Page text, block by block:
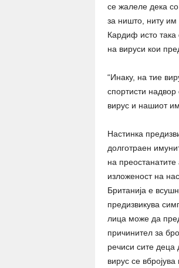
се жалеле дека
за ништо, ниту
Кардиф исто така
на вируси кои
“Инаку, на тие
спортисти
вирус и нашиот
Настинка
долготраен
на
изложеност на
Британија е
предизвикува
лица може да
причинител за
речиси сите
вирус се